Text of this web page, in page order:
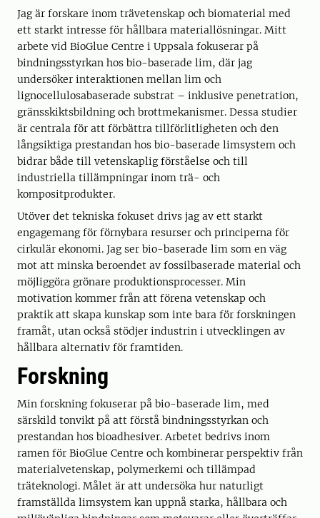
Jag är forskare inom trävetenskap och biomaterial med
ett starkt intresse för hållbara materiallösningar. Mitt
arbete vid BioGlue Centre i Uppsala fokuserar på
bindningsstyrkan hos bio-baserade lim, där jag
undersöker interaktionen mellan lim och
lignocellulosabaserade substrat – inklusive penetration,
gränsskiktsbildning och brottmekanismer. Dessa studier
är centrala för att förbättra tillförlitligheten och den
långsiktiga prestandan hos bio-baserade limsystem och
bidrar både till vetenskaplig förståelse och till
industriella tillämpningar inom trä- och
kompositprodukter.
Utöver det tekniska fokuset drivs jag av ett starkt
engagemang för förnybara resurser och principerna för
cirkulär ekonomi. Jag ser bio-baserade lim som en väg
mot att minska beroendet av fossilbaserade material och
möjliggöra grönare produktionsprocesser. Min
motivation kommer från att förena vetenskap och
praktik att skapa kunskap som inte bara för forskningen
framåt, utan också stödjer industrin i utvecklingen av
hållbara alternativ för framtiden.
Forskning
Min forskning fokuserar på bio-baserade lim, med
särskild tonvikt på att förstå bindningsstyrkan och
prestandan hos bioadhesiver. Arbetet bedrivs inom
ramen för BioGlue Centre och kombinerar perspektiv från
materialvetenskap, polymerkemi och tillämpad
träteknologi. Målet är att undersöka hur naturligt
framställda limsystem kan uppnå starka, hållbara och